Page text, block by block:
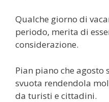
Qualche giorno di
periodo, merita di
considerazione.
Pian piano che agosto
svuota rendendola
da turisti e cittadini.